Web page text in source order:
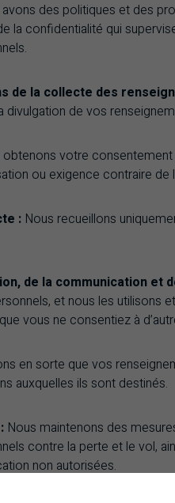
avons des politiques et des
la confidentialité qui
de la collecte des
divulgation de vos
obtenons votre
ou exigence contraire de
: Nous recueillons
de la communication et
et nous les utilisons
vous ne consentiez à
en sorte que vos
auxquelles ils sont destinés.
Nous maintenons des
contre la perte et le vol,
non autorisées.